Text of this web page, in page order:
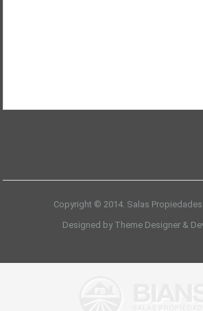
Copyright © 2014. Salas Propiedades
Designed by Theme Designer &